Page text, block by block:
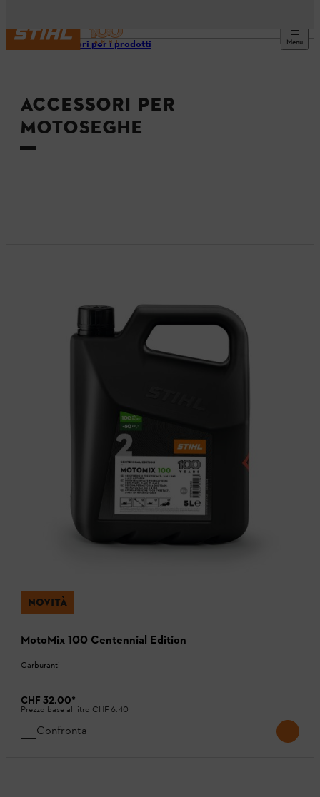
Menu
Accessori per i prodotti
ACCESSORI PER
MOTOSEGHE
NOVITÀ
MotoMix 100 Centennial Edition
Carburanti
CHF 32.00*
Prezzo base al litro CHF 6.40
Confronta